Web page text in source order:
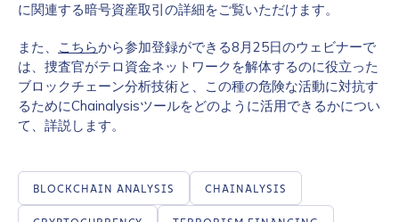
に関連する暗号資産取引の詳細をご覧いただけます。
また、 こちらから参加登録ができる8月25日のウェビナーで
は、捜査官がテロ資金ネットワークを解体するのに役立った
ブロックチェーン分析技術と、この種の危険な活動に対抗す
るためにChainalysisツールをどのように活用できるかについ
て、詳説します。
BLOCKCHAIN ANALYSIS CHAINALYSIS